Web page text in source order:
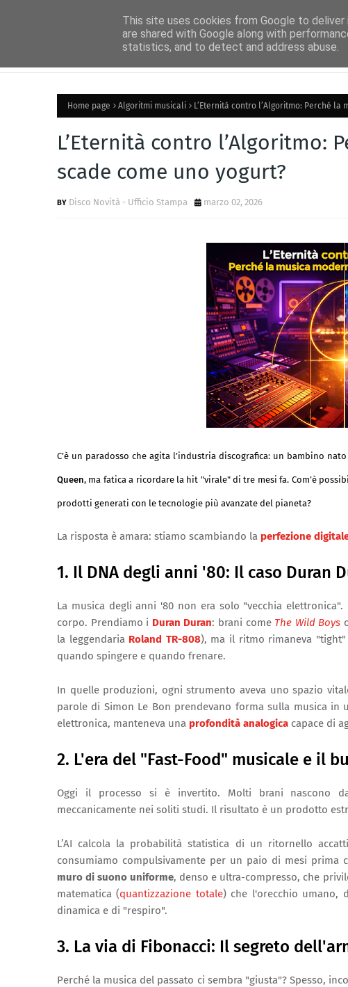
Home page Algoritmi musicali L’Eternità contro l’Algoritmo: Perché
L’Eternità contro l’Algoritmo:
scade come uno yogurt?
Disco Novità - Ufficio Stampa marzo 02, 2026
C’è un paradosso che agita l’industria discografica: un bambino
Queen, ma fatica a ricordare la hit "virale" di tre mesi fa. Com’è
prodotti generati con le tecnologie più avanzate del pianeta?
La risposta è amara: stiamo scambiando la perfezione
1. Il DNA degli anni '80: Il caso Duran
La musica degli anni '80 non era solo "vecchia
corpo. Prendiamo i Duran Duran: brani come The Wild Boys
la leggendaria Roland TR-808), ma il ritmo rimaneva "tight"
quando spingere e quando frenare.
In quelle produzioni, ogni strumento aveva uno spazio
parole di Simon Le Bon prendevano forma sulla musica in
elettronica, manteneva una profondità analogica capace di
2. L'era del "Fast-Food" musicale e il
Oggi il processo si è invertito. Molti brani nascono
meccanicamente nei soliti studi. Il risultato è un prodotto
L’AI calcola la probabilità statistica di un ritornello
consumiamo compulsivamente per un paio di mesi prima
muro di suono uniforme, denso e ultra-compresso, che
matematica (quantizzazione totale) che l'orecchio umano,
dinamica e di "respiro".
3. La via di Fibonacci: Il segreto
Perché la musica del passato ci sembra "giusta"? Spesso,
This site uses cookies from Google to
are shared with Google along with
statistics, and to detect and address abuse.